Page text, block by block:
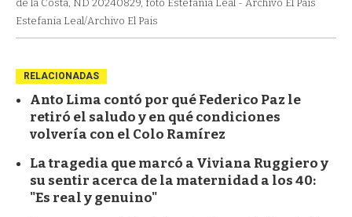
de la Costa, ND 20240829, foto Estefania Leal - Archivo El Pais
Estefania Leal/Archivo El Pais
RELACIONADAS
Anto Lima contó por qué Federico Paz le
retiró el saludo y en qué condiciones
volvería con el Colo Ramírez
La tragedia que marcó a Viviana Ruggiero y
su sentir acerca de la maternidad a los 40:
"Es real y genuino"